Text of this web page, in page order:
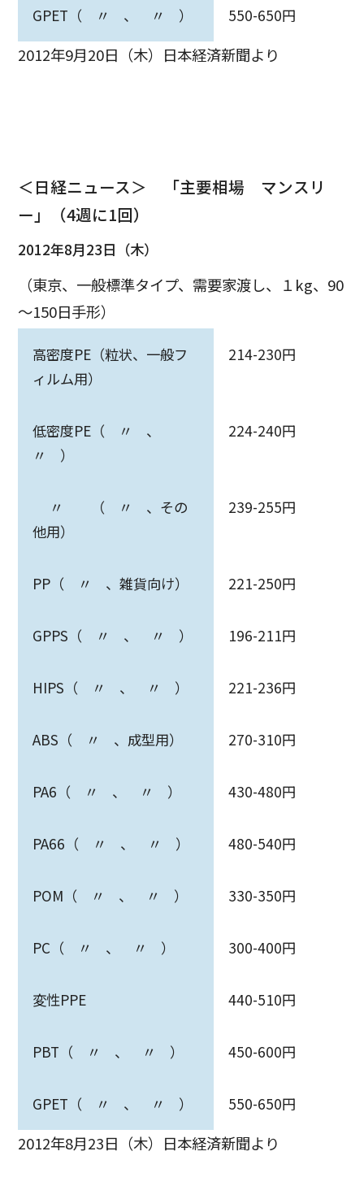
GPET（ 〃 、 〃 ） 550-650円
2012年9月20日（木）日本経済新聞より
＜日経ニュース＞ 「主要相場 マンスリ
ー」（4週に1回）
2012年8月23日（木）
（東京、一般標準タイプ、需要家渡し、１kg、90
～150日手形）
高密度PE（粒状、一般フ
ィルム用）
214-230円
低密度PE（ 〃 、
〃 ）
224-240円
〃 （ 〃 、その
他用）
239-255円
PP（ 〃 、雑貨向け） 221-250円
GPPS（ 〃 、 〃 ） 196-211円
HIPS（ 〃 、 〃 ） 221-236円
ABS（ 〃 、成型用） 270-310円
PA6（ 〃 、 〃 ） 430-480円
PA66（ 〃 、 〃 ） 480-540円
POM（ 〃 、 〃 ） 330-350円
PC（ 〃 、 〃 ） 300-400円
変性PPE 440-510円
PBT（ 〃 、 〃 ） 450-600円
GPET（ 〃 、 〃 ） 550-650円
2012年8月23日（木）日本経済新聞より